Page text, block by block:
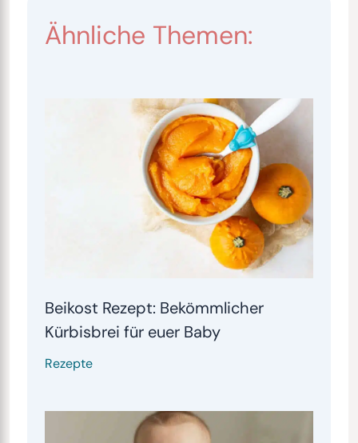
Ähnliche Themen:
Beikost Rezept: Bekömmlicher
Kürbisbrei für euer Baby
Rezepte